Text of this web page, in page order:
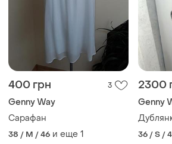
400 грн 3
Genny Way
Сарафан
38 / M / 46 и еще 1
2300
Genny
36 / S /